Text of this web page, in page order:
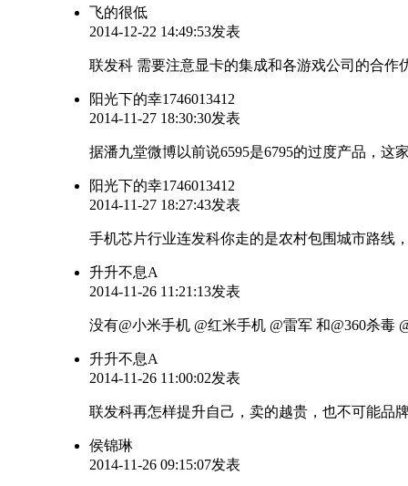
飞的很低
2014-12-22 14:49:53发表
联发科 需要注意显卡的集成和各游戏公司的合
阳光下的幸1746013412
2014-11-27 18:30:30发表
据潘九堂微博以前说6595是6795的过度产品，这
阳光下的幸1746013412
2014-11-27 18:27:43发表
手机芯片行业连发科你走的是农村包围城市路线
升升不息A
2014-11-26 11:21:13发表
没有@小米手机 @红米手机 @雷军 和@360杀
升升不息A
2014-11-26 11:00:02发表
联发科再怎样提升自己，卖的越贵，也不可能品
侯锦琳
2014-11-26 09:15:07发表